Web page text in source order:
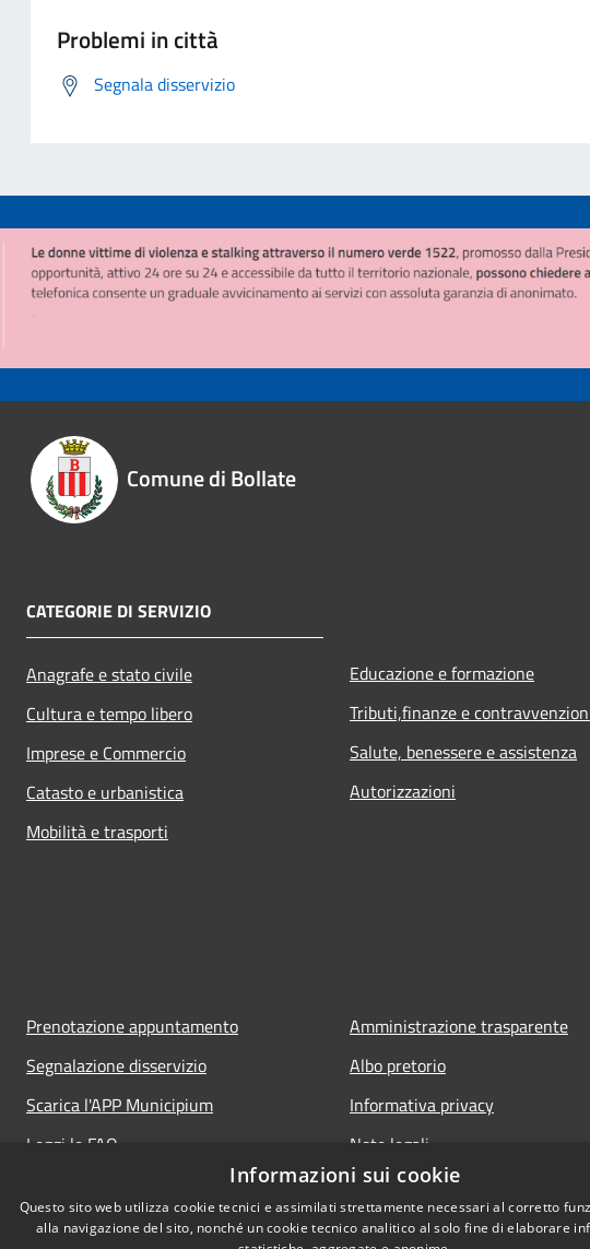
Problemi in città
Segnala disservizio
Comune di Bollate
CATEGORIE DI SERVIZIO
Anagrafe e stato civile
Cultura e tempo libero
Imprese e Commercio
Catasto e urbanistica
Mobilità e trasporti
Educazione e formazione
Tributi,finanze e
Salute, benessere e assistenza
Autorizzazioni
Prenotazione appuntamento
Segnalazione disservizio
Scarica l'APP Municipium
Leggi le FAQ
Webmail
Amministrazione trasparente
Albo pretorio
Informativa privacy
Note legali
Dichiarazione di accessibilità
Informazioni sui cookie
Questo sito web utilizza cookie tecnici e assimilati strettamente necessari al corretto
alla navigazione del sito, nonché un cookie tecnico analitico al solo fine di elaborare